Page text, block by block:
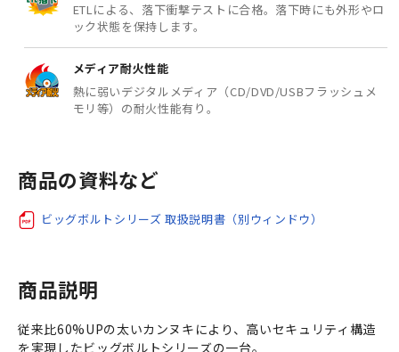
ETLによる、落下衝撃テストに合格。落下時にも外形やロ
ック状態を保持します。
メディア耐火性能
熱に弱いデジタルメディア（CD/DVD/USBフラッシュメ
モリ等）の耐火性能有り。
商品の資料など
ビッグボルトシリーズ 取扱説明書（別ウィンドウ）
商品説明
従来比60%UPの太いカンヌキにより、高いセキュリティ構造
を実現したビッグボルトシリーズの一台。